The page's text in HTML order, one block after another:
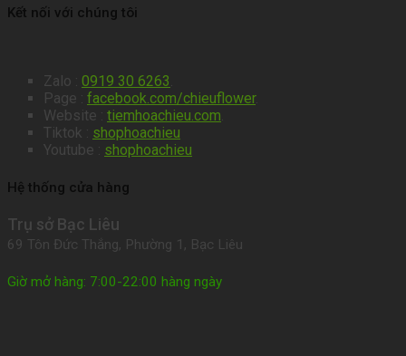
Kết nối với chúng tôi
Zalo : 0919 30 6263.
Page : facebook.com/chieuflower.
Website : tiemhoachieu.com.
Tiktok : shophoachieu
Youtube : shophoachieu
Hệ thống cửa hàng
Trụ sở Bạc Liêu
69 Tôn Đức Thắng, Phường 1, Bạc Liêu
Giờ mở hàng: 7:00-22:00 hàng ngày